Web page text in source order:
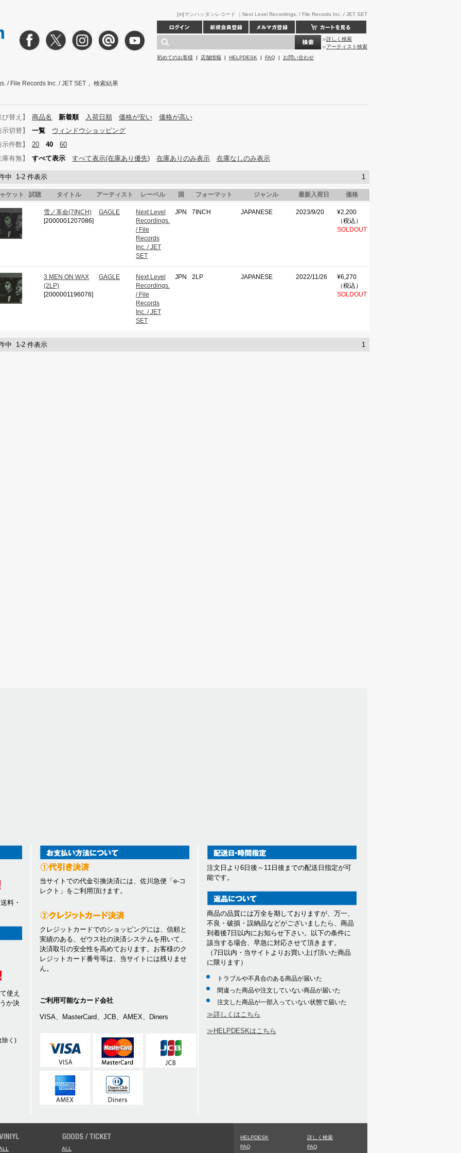
[m]マンハッタンレコード ｜Next Level Recordings. / File Records Inc. / JET SET
詳しく検索
アーティスト検索
初めてのお客様 | 店舗情報 | HELPDESK | FAQ | お問い合わせ
/ File Records Inc. / JET SET 」検索結果
替え】 商品名 新着順 入荷日順 価格が安い
価格が高い
切替】
一覧
ウィンドウショッピング
件数】
20 40
60
有無】
すべて表示 すべて表示(在庫あり優先) 在庫ありのみ表示 在庫なしのみ表示
中 1-2 件表示 1
ケット 試聴 タイトル アーティスト レーベル 国 フォーマット ジャンル 最新入荷日 価格
雪ノ革命(7INCH)
[2000001207086]
GAGLE
Next Level
Recordings.
/ File
Records
Inc. / JET
SET
JPN 7INCH JAPANESE 2023/9/20
¥2,200
（税込）
SOLDOUT
3 MEN ON WAX
(2LP)
[2000001196076]
GAGLE
Next Level
Recordings.
/ File
Records
Inc. / JET
SET
JPN 2LP JAPANESE 2022/11/26
¥6,270
（税込）
SOLDOUT
中 1-2 件表示 1
料・
使え
か決
除く)
当サイトでの代金引換決済には、佐川急便「e-コ
レクト」をご利用頂けます。
クレジットカードでのショッピングには、信頼と
実績のある、ゼウス社の決済システムを用いて、
決済取引の安全性を高めております。お客様のク
レジットカード番号等は、当サイトには残りませ
ん。
ご利用可能なカード会社
VISA、MasterCard、JCB、AMEX、Diners
注文日より6日後～11日後までの配送日指定が可
能です。
商品の品質には万全を期しておりますが、万一、
不良・破損・誤納品などがございましたら、商品
到着後7日以内にお知らせ下さい。以下の条件に
該当する場合、早急に対応させて頂きます。
（7日以内・当サイトよりお買い上げ頂いた商品
に限ります）
トラブルや不具合のある商品が届いた
間違った商品や注文していない商品が届いた
注文した商品が一部入っていない状態で届いた
≫詳しくはこちら
≫HELPDESKはこちら
ALL
HELPDESK
FAQ
詳しく検索
FAQ